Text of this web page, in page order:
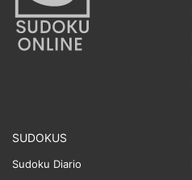
SUDOKUS
Sudoku Diario